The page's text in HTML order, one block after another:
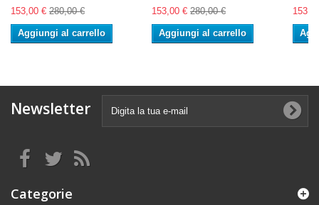
153,00 € 280,00 €
Aggiungi al carrello
153,00 € 280,00 €
Aggiungi al carrello
Newsletter
Categorie